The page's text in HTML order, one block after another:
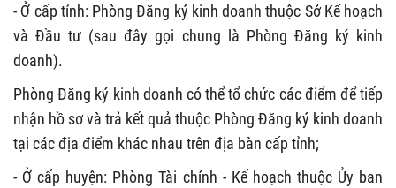
- Ở cấp tỉnh: Phòng Đăng ký kinh doanh thuộc Sở Kế hoạch
và Đầu tư (sau đây gọi chung là Phòng Đăng ký kinh
doanh).
Phòng Đăng ký kinh doanh có thể tổ chức các điểm để tiếp
nhận hồ sơ và trả kết quả thuộc Phòng Đăng ký kinh doanh
tại các địa điểm khác nhau trên địa bàn cấp tỉnh;
- Ở cấp huyện: Phòng Tài chính - Kế hoạch thuộc Ủy ban